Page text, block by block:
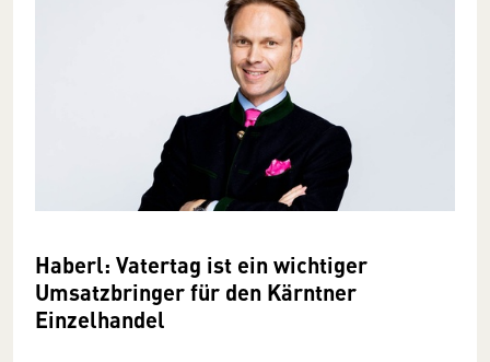
Haberl: Vatertag ist ein wichtiger
Umsatzbringer für den Kärntner
Einzelhandel